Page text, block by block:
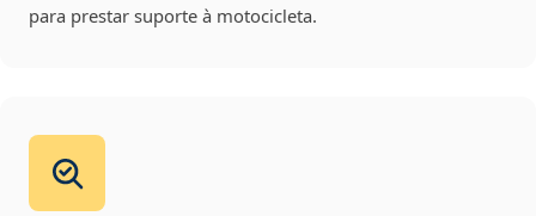
para prestar suporte à motocicleta.